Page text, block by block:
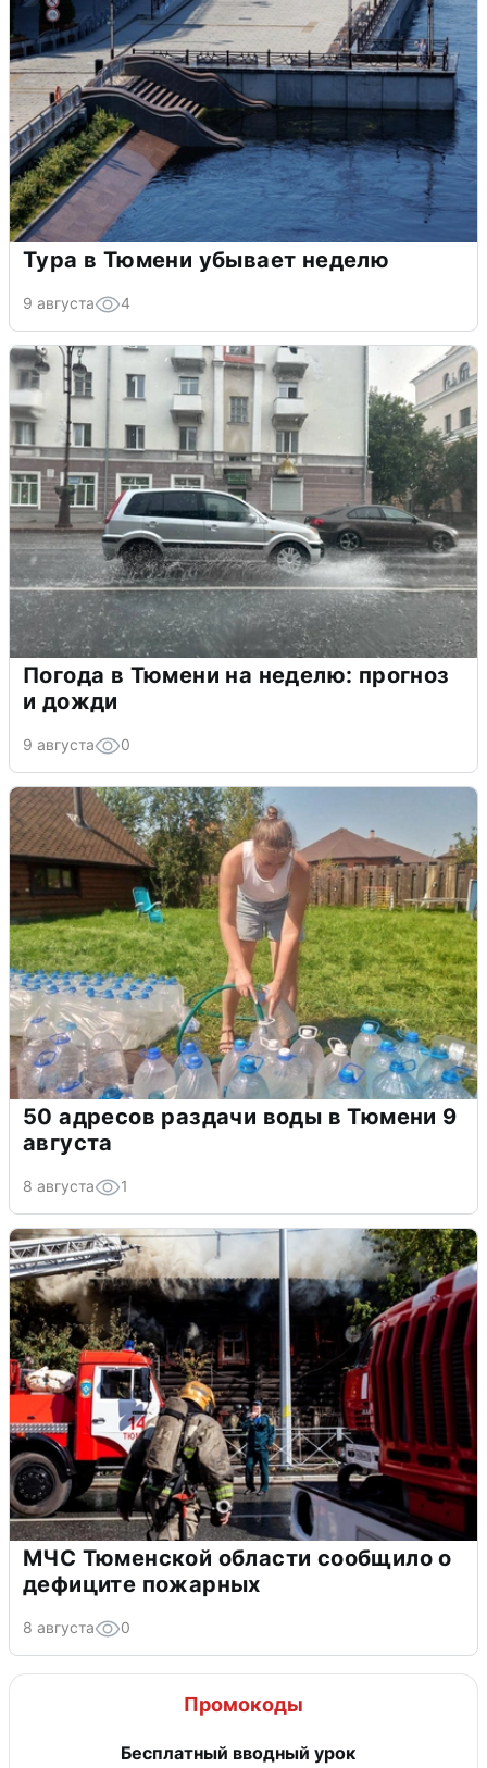
Тура в Тюмени убывает неделю
9 августа 4
Погода в Тюмени на неделю: прогноз
и дожди
9 августа 0
50 адресов раздачи воды в Тюмени 9
августа
8 августа 1
МЧС Тюменской области сообщило о
дефиците пожарных
8 августа 0
Промокоды
Бесплатный вводный урок